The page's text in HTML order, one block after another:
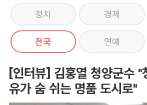
정치 경제
전국 연예
[인터뷰] 김홍열 청양군수 "
유가 숨 쉬는 명품 도시로"